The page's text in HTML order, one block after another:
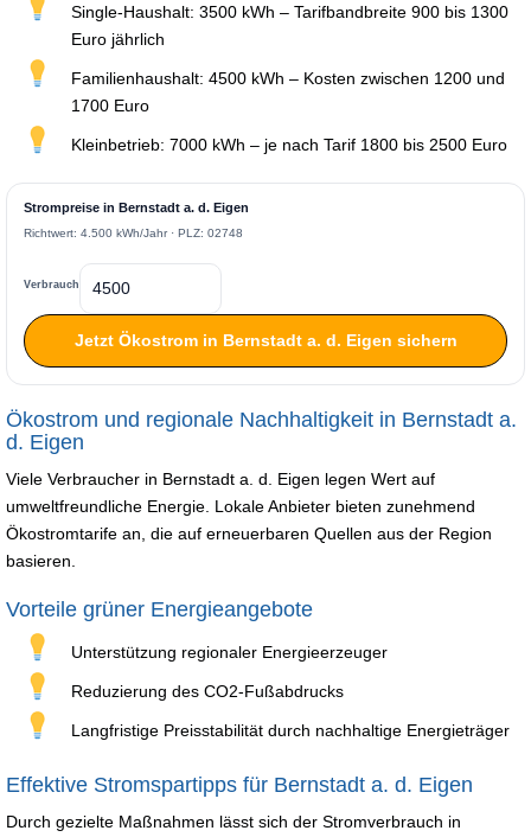
Single-Haushalt: 3500 kWh – Tarifbandbreite 900 bis 1300
Euro jährlich
Familienhaushalt: 4500 kWh – Kosten zwischen 1200 und
1700 Euro
Kleinbetrieb: 7000 kWh – je nach Tarif 1800 bis 2500 Euro
Strompreise in Bernstadt a. d. Eigen
Richtwert: 4.500 kWh/Jahr · PLZ: 02748
Verbrauch
Jetzt Ökostrom in Bernstadt a. d. Eigen sichern
Ökostrom und regionale Nachhaltigkeit in Bernstadt a.
d. Eigen
Viele Verbraucher in Bernstadt a. d. Eigen legen Wert auf
umweltfreundliche Energie. Lokale Anbieter bieten zunehmend
Ökostromtarife an, die auf erneuerbaren Quellen aus der Region
basieren.
Vorteile grüner Energieangebote
Unterstützung regionaler Energieerzeuger
Reduzierung des CO2-Fußabdrucks
Langfristige Preisstabilität durch nachhaltige Energieträger
Effektive Stromspartipps für Bernstadt a. d. Eigen
Durch gezielte Maßnahmen lässt sich der Stromverbrauch in